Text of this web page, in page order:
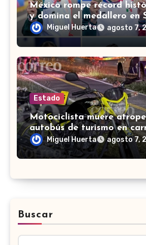
México rompe récord
y domina el medallero en
Domingo 2026
Miguel Huerta agosto 7,
Estado
Motociclista muere
autobús de turismo en
San Francisco del Rincón
Miguel Huerta agosto 7,
Buscar